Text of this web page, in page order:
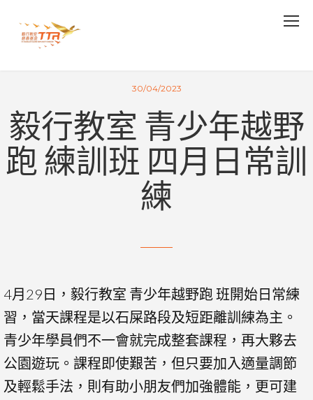
30/04/2023
毅行教室 青少年越野
跑 練訓班 四月日常訓
練
4月29日，毅行教室 青少年越野跑 班開始日常練
習，當天課程是以石屎路段及短距離訓練為主。
青少年學員們不一會就完成整套課程，再大夥去
公園遊玩。課程即使艱苦，但只要加入適量調節
及輕鬆手法，則有助小朋友們加強體能，更可建